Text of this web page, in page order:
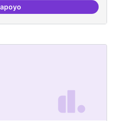
Trobades democràtiques